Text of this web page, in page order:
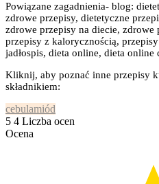
Powiązane zagadnienia- blog:
zdrowe przepisy, dietetyczne
zdrowe przepisy na diecie,
przepisy z kalorycznością,
jadłospis, dieta online, dieta online
Kliknij, aby poznać inne przepisy
składnikiem:
cebulamiód
5 4 Liczba ocen
Ocena